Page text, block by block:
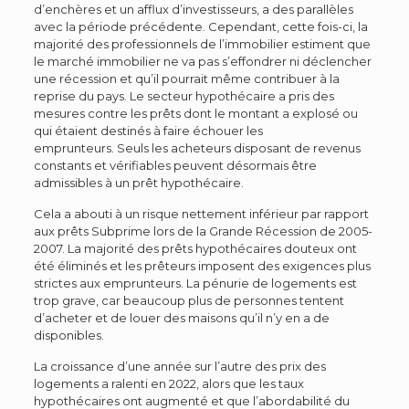
d’enchères et un afflux d’investisseurs, a des parallèles
avec la période précédente. Cependant, cette fois-ci, la
majorité des professionnels de l’immobilier estiment que
le marché immobilier ne va pas s’effondrer ni déclencher
une récession et qu’il pourrait même contribuer à la
reprise du pays. Le secteur hypothécaire a pris des
mesures contre les prêts dont le montant a explosé ou
qui étaient destinés à faire échouer les
emprunteurs. Seuls les acheteurs disposant de revenus
constants et vérifiables peuvent désormais être
admissibles à un prêt hypothécaire.
Cela a abouti à un risque nettement inférieur par rapport
aux prêts Subprime lors de la Grande Récession de 2005-
2007. La majorité des prêts hypothécaires douteux ont
été éliminés et les prêteurs imposent des exigences plus
strictes aux emprunteurs. La pénurie de logements est
trop grave, car beaucoup plus de personnes tentent
d’acheter et de louer des maisons qu’il n’y en a de
disponibles.
La croissance d’une année sur l’autre des prix des
logements a ralenti en 2022, alors que les taux
hypothécaires ont augmenté et que l’abordabilité du